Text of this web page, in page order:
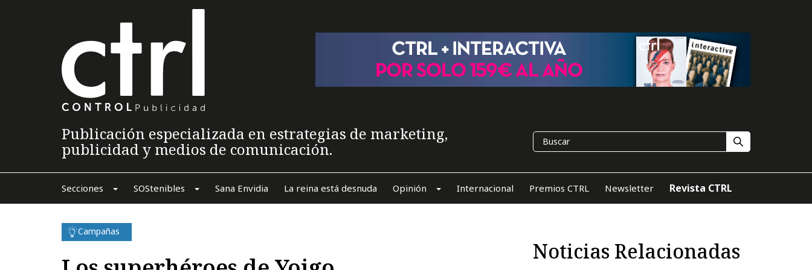
Publicación especializada en estrategias de marketing,
publicidad y medios de comunicación.
Secciones SOStenibles Sana Envidia La reina está desnuda Opinión Internacional Premios CTRL Newsletter Revista CTRL
Campañas
Noticias Relacionadas